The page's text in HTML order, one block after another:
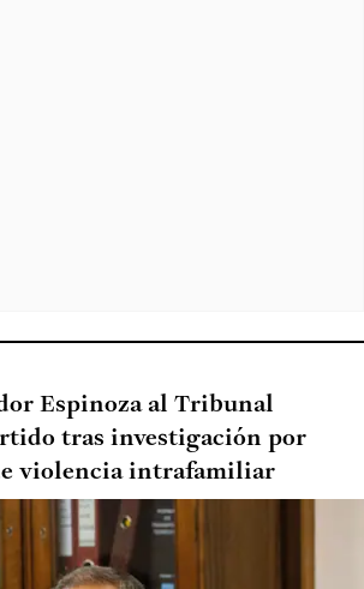
Espinoza al Tribunal
tras investigación por
violencia intrafamiliar